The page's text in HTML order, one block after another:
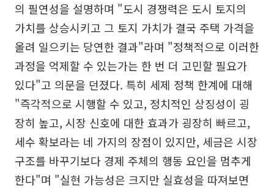
의 필연성을 설명하며 "도시 경쟁력은 도시 토지의
가치를 상승시키고 그 토지 가치가 결국 주택 가격을
올려 일으키는 당연한 결과"라며 "정책적으로 이러한
과정을 억제할 수 있는가는 한 번 더 고민할 필요가
있다"고 의문을 던졌다. 특히 세제 정책 한계에 대해
"즉각적으로 시행할 수 있고, 정치적인 상징성이 굉
장히 높고, 시장 신호에 대한 효과가 굉장히 빠르고,
세수 확보라는 네 가지의 장점이 있지만, 세금은 시장
구조를 바꾸기보다 경제 주체의 행동 요인을 멈추게
한다"며 "실현 가능성은 크지만 실효성을 따져보면